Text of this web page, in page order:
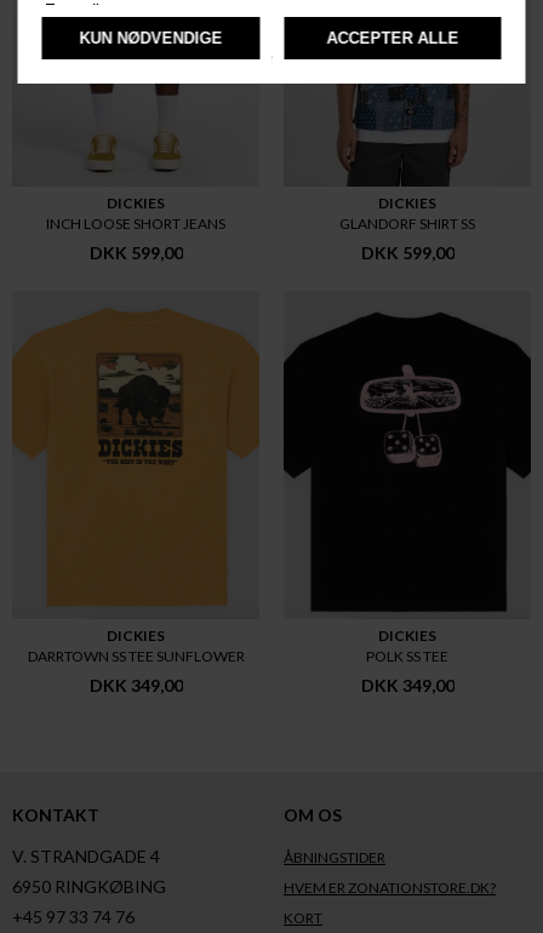
DICKIES
INCH LOOSE SHORT JEANS
DKK 599,00
DICKIES
GLANDORF SHIRT SS
DKK 599,00
DICKIES
DARRTOWN SS TEE SUNFLOWER
DKK 349,00
DICKIES
POLK SS TEE
DKK 349,00
KONTAKT
V. STRANDGADE 4
6950 RINGKØBING
+45 97 33 74 76
OM OS
ÅBNINGSTIDER
HVEM ER ZONATIONSTORE.DK?
KORT